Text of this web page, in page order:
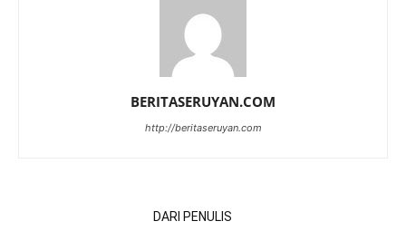
BERITASERUYAN.COM
http://beritaseruyan.com
DARI PENULIS